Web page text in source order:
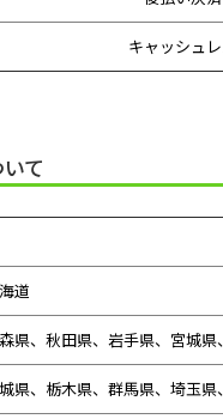
キャッシュ
て
道
県、 秋田県、 岩手県、宮城
県、栃木県、群馬県、埼玉